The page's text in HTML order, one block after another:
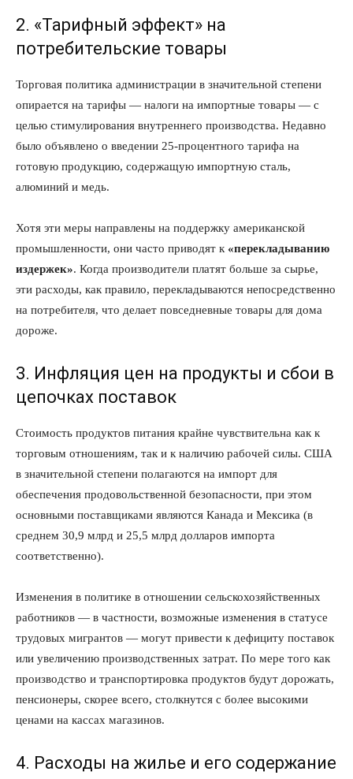
2. «Тарифный эффект» на
потребительские товары
Торговая политика администрации в значительной степени
опирается на тарифы — налоги на импортные товары — с
целью стимулирования внутреннего производства. Недавно
было объявлено о введении 25-процентного тарифа на
готовую продукцию, содержащую импортную сталь,
алюминий и медь.
Хотя эти меры направлены на поддержку американской
промышленности, они часто приводят к «перекладыванию
издержек». Когда производители платят больше за сырье,
эти расходы, как правило, перекладываются непосредственно
на потребителя, что делает повседневные товары для дома
дороже.
3. Инфляция цен на продукты и сбои в
цепочках поставок
Стоимость продуктов питания крайне чувствительна как к
торговым отношениям, так и к наличию рабочей силы. США
в значительной степени полагаются на импорт для
обеспечения продовольственной безопасности, при этом
основными поставщиками являются Канада и Мексика (в
среднем 30,9 млрд и 25,5 млрд долларов импорта
соответственно).
Изменения в политике в отношении сельскохозяйственных
работников — в частности, возможные изменения в статусе
трудовых мигрантов — могут привести к дефициту поставок
или увеличению производственных затрат. По мере того как
производство и транспортировка продуктов будут дорожать,
пенсионеры, скорее всего, столкнутся с более высокими
ценами на кассах магазинов.
4. Расходы на жилье и его содержание